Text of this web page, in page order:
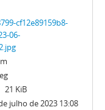
cf12e89159b8-
06-
21 KiB
julho de 2023 13:08